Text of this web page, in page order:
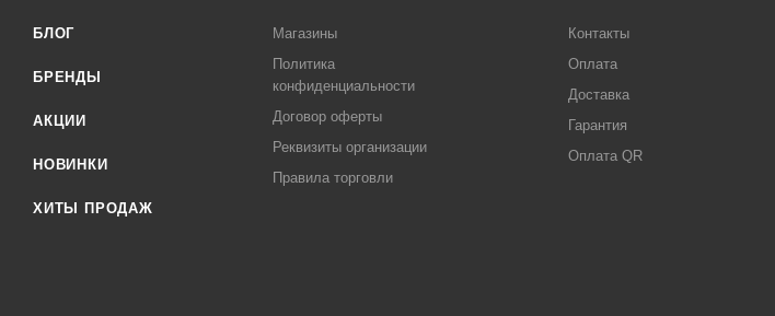
БЛОГ
БРЕНДЫ
АКЦИИ
НОВИНКИ
ХИТЫ ПРОДАЖ
Магазины
Политика
конфиденциальности
Договор оферты
Реквизиты организации
Правила торговли
Контакты
Оплата
Доставка
Гарантия
Оплата QR